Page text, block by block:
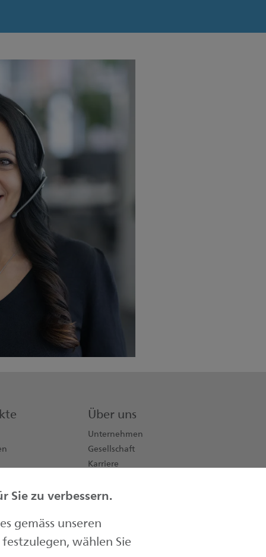
Über uns
Unternehmen
Gesellschaft
Karriere
Kontakt
Sie zu verbessern.
gemäss unseren
wählen Sie